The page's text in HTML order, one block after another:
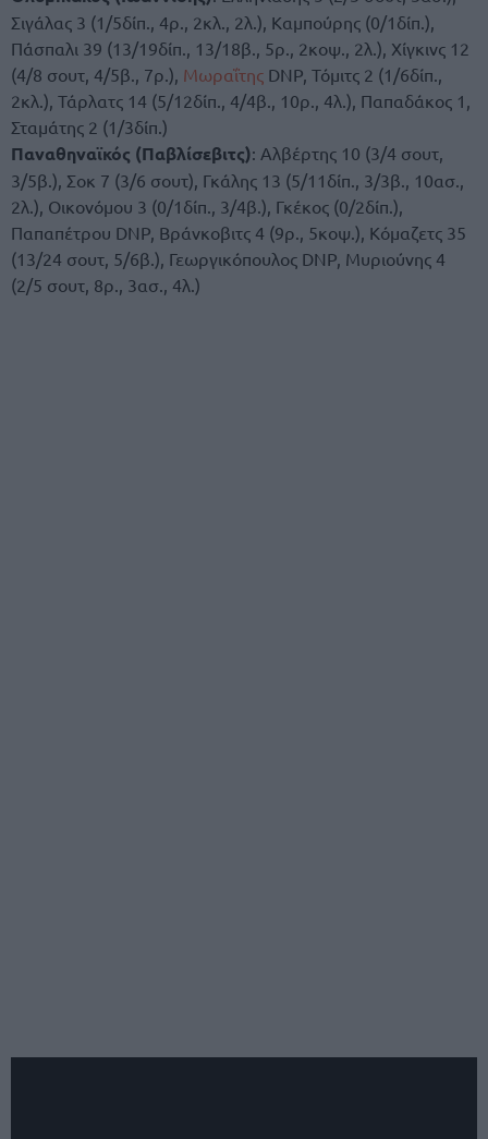
Σιγάλας 3 (1/5δίπ., 4ρ., 2κλ., 2λ.), Καμπούρης (0/1δίπ.),
Πάσπαλι 39 (13/19δίπ., 13/18β., 5ρ., 2κοψ., 2λ.), Χίγκινς 12
(4/8 σουτ, 4/5β., 7ρ.), Μωραΐτης DNP, Τόμιτς 2 (1/6δίπ.,
2κλ.), Τάρλατς 14 (5/12δίπ., 4/4β., 10ρ., 4λ.), Παπαδάκος 1,
Σταμάτης 2 (1/3δίπ.)
Παναθηναϊκός (Παβλίσεβιτς): Αλβέρτης 10 (3/4 σουτ,
3/5β.), Σοκ 7 (3/6 σουτ), Γκάλης 13 (5/11δίπ., 3/3β., 10ασ.,
2λ.), Οικονόμου 3 (0/1δίπ., 3/4β.), Γκέκος (0/2δίπ.),
Παπαπέτρου DNP, Βράνκοβιτς 4 (9ρ., 5κοψ.), Κόμαζετς 35
(13/24 σουτ, 5/6β.), Γεωργικόπουλος DNP, Μυριούνης 4
(2/5 σουτ, 8ρ., 3ασ., 4λ.)